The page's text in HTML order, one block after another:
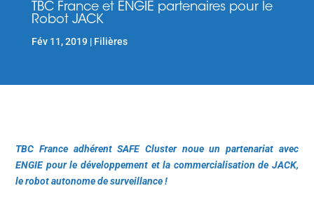
TBC France et ENGIE partenaires pour le
Robot JACK
Fév 11, 2019 Filières
TBC France adhérent SAFE Cluster noue un partenariat avec
ENGIE pour le développement et la commercialisation de JACK,
le robot autonome de surveillance !